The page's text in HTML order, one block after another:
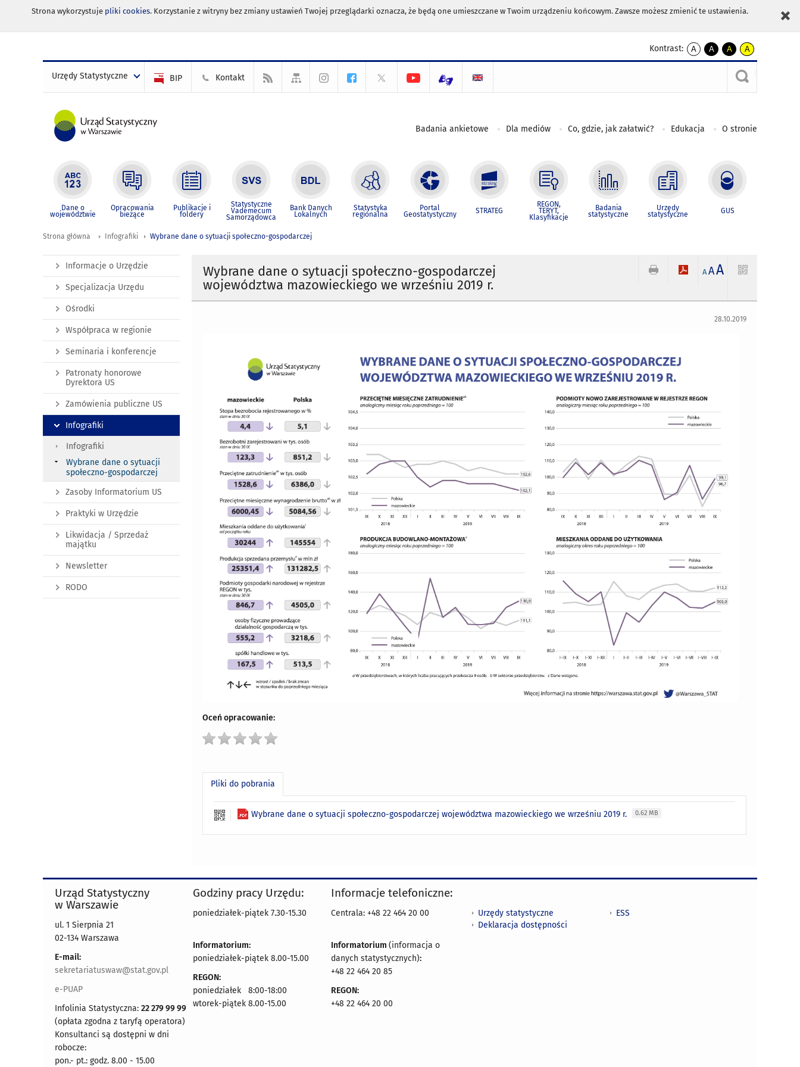
Strona wykorzystuje pliki cookies. Korzystanie z witryny bez zmiany ustawień Twojej przeglądarki oznacza, że będą one umieszczane w Twoim urządzeniu końcowym. Zawsze możesz zmienić te ustawienia.
Kontrast:
A
kontrast
A
kontrast
czarnym
A
kontrast
żółty
tekst
czarnym
A
kontrast
czarny
tekst
żółtym
Urzędy Statystyczne BIP Kontakt
Badania ankietowe Dla mediów Co, gdzie, jak załatwić? Edukacja O stronie
Dane o
województwie
Opracowania
bieżące
Publikacje i
foldery
Statystyczne
Vademecum
Samorządowca
Bank Danych
Lokalnych
Statystyka
regionalna
Portal
Geostatystyczny STRATEG
REGON,
TERYT,
Klasyfikacje
Badania
statystyczne
Urzędy
statystyczne GUS
Strona główna Infografiki Wybrane dane o sytuacji społeczno-gospodarczej
Wybrane dane o sytuacji społeczno-gospodarczej
województwa mazowieckiego we wrześniu 2019 r.
A AA
28.10.2019
Oceń opracowanie:
Pliki do pobrania
Wybrane dane o sytuacji społeczno-gospodarczej województwa mazowieckiego we wrześniu 2019 r. 0.62 MB
Informacje o Urzędzie
Specjalizacja Urzędu
Ośrodki
Współpraca w regionie
Seminaria i konferencje
Patronaty honorowe
Dyrektora US
Zamówienia publiczne US
Infografiki
Infografiki
Wybrane dane o sytuacji
społeczno-gospodarczej
Zasoby Informatorium US
Praktyki w Urzędzie
Likwidacja / Sprzedaż
majątku
Newsletter
RODO
Urząd Statystyczny
w Warszawie
ul. 1 Sierpnia 21
02-134 Warszawa
E-mail:
sekretariatuswaw@stat.gov.pl
e-PUAP
Infolinia Statystyczna: 22 279 99 99
(opłata zgodna z taryfą operatora)
Konsultanci są dostępni w dni
robocze:
pon.- pt.: godz. 8.00 - 15.00
Godziny pracy Urzędu:
poniedziałek-piątek 7.30-15.30
Informatorium:
poniedziałek-piątek 8.00-15.00
REGON:
poniedziałek 8:00-18:00
wtorek-piątek 8.00-15.00
Informacje telefoniczne:
Centrala: +48 22 464 20 00
Informatorium (informacja o
danych statystycznych):
+48 22 464 20 85
REGON:
+48 22 464 20 00
Urzędy statystyczne
Deklaracja dostępności
ESS